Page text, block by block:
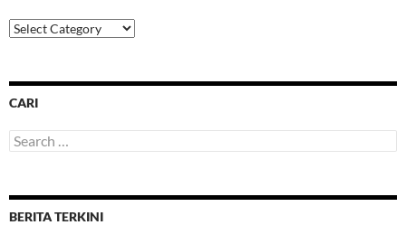
Categories
CARI
Search
for:
BERITA TERKINI